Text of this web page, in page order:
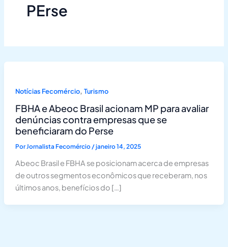
PErse
Notícias Fecomércio, Turismo
FBHA e Abeoc Brasil acionam MP para avaliar
denúncias contra empresas que se
beneficiaram do Perse
PorJornalista Fecomércio/janeiro 14, 2025
Abeoc Brasil e FBHA se posicionam acerca de empresas
de outros segmentos econômicos que receberam, nos
últimos anos, benefícios do […]